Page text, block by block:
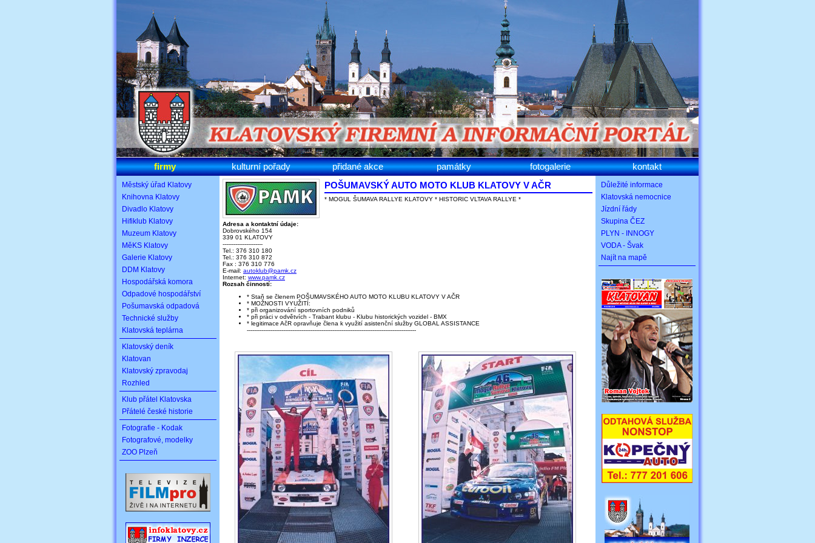
firmy kulturní pořady přidané akce památky fotogalerie kontakt
Městský úřad Klatovy
Knihovna Klatovy
Divadlo Klatovy
Hifiklub Klatovy
Muzeum Klatovy
MěKS Klatovy
Galerie Klatovy
DDM Klatovy
Hospodářská komora
Odpadové hospodářství
Pošumavská odpadová
Technické služby
Klatovská teplárna
Klatovský deník
Klatovan
Klatovský zpravodaj
Rozhled
Klub přátel Klatovska
Přátelé české historie
Fotografie - Kodak
Fotografové, modelky
ZOO Plzeň
POŠUMAVSKÝ AUTO MOTO KLUB KLATOVY V AČR
* MOGUL ŠUMAVA RALLYE KLATOVY * HISTORIC VLTAVA RALLYE *
Adresa a kontaktní údaje:
Dobrovského 154
339 01 KLATOVY
----------------------
Tel.: 376 310 180
Tel.: 376 310 872
Fax : 376 310 776
E-mail: autoklub@pamk.cz
Internet: www.pamk.cz
Rozsah činností:
* Staň se členem POŠUMAVSKÉHO AUTO MOTO KLUBU KLATOVY V AČR
* MOŽNOSTI VYUŽITÍ:
* při organizování sportovních podniků
* při práci v odvětvích - Trabant klubu - Klubu historických vozidel - BMX
* legitimace AčR opravňuje člena k využití asistenční služby GLOBAL ASSISTANCE
---------------------------------------------------------------------------------------------
Důležité informace
Klatovská nemocnice
Jízdní řády
Skupina ČEZ
PLYN - INNOGY
VODA - Švak
Najít na mapě